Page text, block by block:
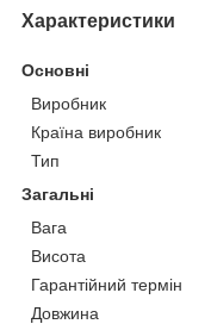
Характеристики
Основні
Виробник
Країна виробник
Тип
Загальні
Вага
Висота
Гарантійний термін
Довжина